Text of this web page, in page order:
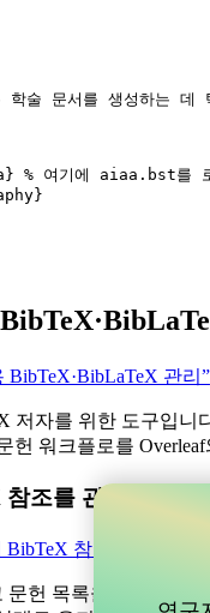
학술 문서를 생성하는 데
% 여기에 aiaa.bst를
BibTeX·BibLaTeX 관리”
저자를 위한 도구입니
헌 워크플로를
조를 관리할 수
BibTeX 참조를 관리할
문헌 목록을 관리하는